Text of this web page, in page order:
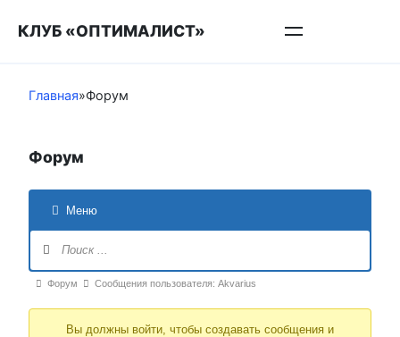
КЛУБ «ОПТИМАЛИСТ»
Главная»Форум
Форум
Меню
Форума
Форум
Форум Сообщения пользователя: Akvarius
Вы должны войти, чтобы создавать сообщения и